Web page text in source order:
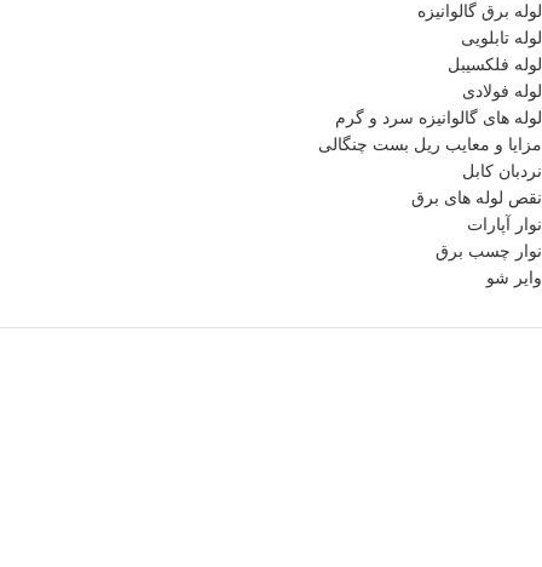
لوله برق گالوانیزه
لوله تابلویی
لوله فلکسیبل
لوله فولادی
لوله های گالوانیزه سرد و گرم
مزایا و معایب ریل بست چنگالی
نردبان کابل
نقص لوله های برق
نوار آپارات
نوار چسب برق
وایر شو